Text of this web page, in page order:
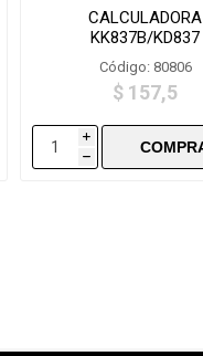
CALCULADORA
KK837B/KD837
Código: 80806
$ 157,5
i
h